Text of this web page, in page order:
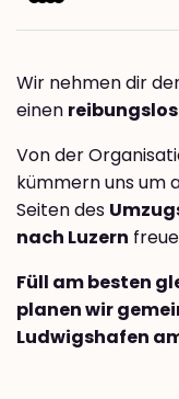
Wir nehmen dir
einen
Von der
kümmern uns um
Seiten des
nach Luzern
Füll am besten
planen wir
Ludwigshafen